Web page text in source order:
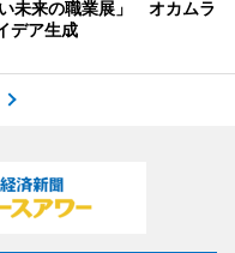
未来の職業展」 オカムラ
デア生成